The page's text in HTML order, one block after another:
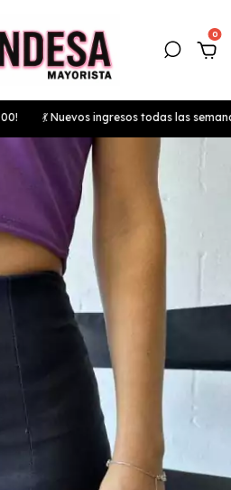
0
💃 Nuevos ingresos todas las semanas